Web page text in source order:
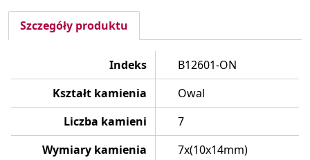
Szczegóły produktu
Indeks
B12601-ON
Kształt kamienia
Owal
Liczba kamieni
7
Wymiary kamienia
7x(10x14mm)